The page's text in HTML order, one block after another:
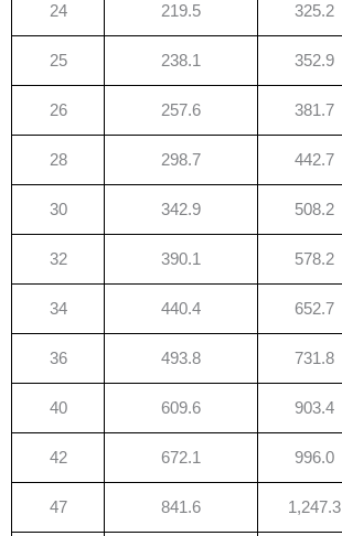
24 219.5 325.2
25 238.1 352.9
26 257.6 381.7
28 298.7 442.7
30 342.9 508.2
32 390.1 578.2
34 440.4 652.7
36 493.8 731.8
40 609.6 903.4
42 672.1 996.0
47 841.6 1,247.3